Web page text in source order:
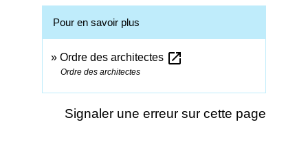
Pour en savoir plus
Ordre des architectes open_in_new
Ordre des architectes
Signaler une erreur sur cette page